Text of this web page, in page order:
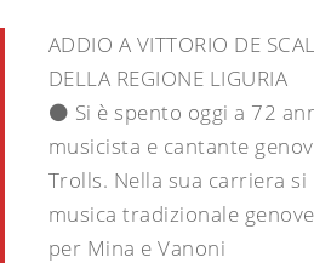
ADDIO A VITTORIO DE
DELLA REGIONE LIGURIA
⚫ Si è spento oggi a 72
musicista e cantante
Trolls. Nella sua carriera
musica tradizionale
per Mina e Vanoni